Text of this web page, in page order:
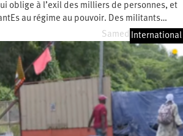
oblige à l’exil des milliers de personnes, et
au régime au pouvoir. Des militants…
Samedi 9 mars 2024
International